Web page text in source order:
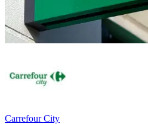
Carrefour City